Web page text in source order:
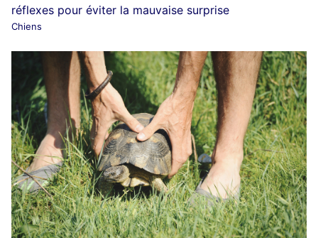
réflexes pour éviter la mauvaise surprise
Chiens